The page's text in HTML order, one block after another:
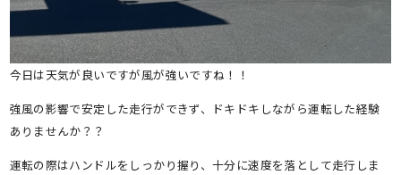
今日は天気が良いですが風が強いですね！！
強風の影響で安定した走行ができず、ドキドキしながら運転した経験
ありませんか？？
運転の際はハンドルをしっかり握り、十分に速度を落として走行しま